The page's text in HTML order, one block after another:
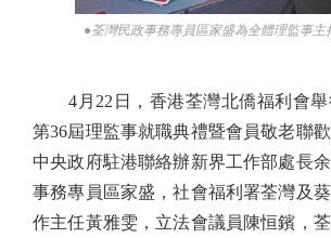
●荃灣民政事務專員區家盛為全體理監事主
4月22日，香港荃灣北僑福利會舉
第36屆理監事就職典禮暨會員敬老聯
中央政府駐港聯絡辦新界工作部處長
事務專員區家盛，社會福利署荃灣及
作主任黃雅雯，立法會議員陳恒鑌，